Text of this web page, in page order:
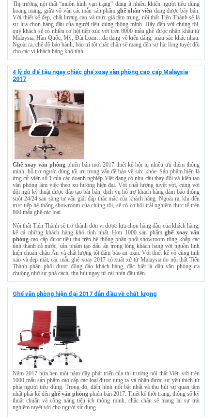
Thị trường nội thất “muôn hình vạn trạng” đang ít nhiều khiến người tiêu dùng
hoang mang, giữa vô vàn các mẫu sản phẩm ghế nhân viên đang được bày bán.
Với thiết kế đẹp, chất lượng cao và mức giá tầm trung, nội thất Tiến Thành sẽ là
sự lựa chọn hàng đầu của người tiêu dùng thông minh. Hãy đến với chúng tôi,
quý khách sẽ có nhiều cơ hội tiếp xúc với trên 8000 mẫu ghế được nhập khẩu từ
Malaysia, Hàn Quốc, Mỹ, Đài Loan…đa dạng về kiểu dáng, màu sắc khác nhau.
Ngoài ra, chế độ bảo hành, bảo trì tốt chắc chắn sẽ mang đến sự hài lòng tuyệt đối
cho các vị khách hàng khó tính.
4 lý do để tậu ngay chiếc ghế xoay văn phòng cao cấp Malaysia
2017
Ghế xoay văn phòng phiên bản mới 2017 thiết kế hội tụ nhiều ưu điểm thông
minh, hỗ trợ người dùng tối ưu trong vấn đề bảo vệ sức khỏe. Sản phẩm hiện là
ứng cử viên số 1 của các doanh nghiệp Việt đang có nhu cầu thay đổi và kiến tạo
văn phòng làm việc theo xu hướng hiện đại. Với chất lượng tuyệt vời, cùng với
đội ngũ kỹ thuật được đào tạo bài bản, dịch vụ hỗ trợ khách hàng đảm bảo thông
suốt 24/24 sẵn sàng tư vấn giải đáp thắc mắc của khách hàng. Ngoài ra, khi đến
trực tiếp hệ thống showroom của chúng tôi, sẽ có cơ hội trải nghiệm thực tế trên
800 mẫu ghế các loại.
Nội thất Tiến Thành sẽ trở thành đơn vị được lựa chọn hàng đầu của khách hàng,
kể cả những khách hàng khó tính nhất. Hơn 1000 sản phẩmghế xoay văn
phòng cao cấp được tiêu thụ trên hệ thống phân phối showroom rộng khắp các
tỉnh thành cả nước, sản phẩm tạo dấu ấn trong lòng khách hàng với nguồn linh
kiện chuẩn châu Âu và chất lượng tốt đảm bảo an toàn. Với thiết kế vô cùng tinh
xảo và đẹp mắt, các mẫu ghế xoay 2017 có xuất xứ từ Malaysia do nội thất Tiến
Thành phân phối được đông đảo khách hàng, đặc biệt là dân văn phòng ưa
chuộng nhờ sự phá cách, thu hút ngay từ cái nhìn đầu tiên.
Ghế văn phòng hiện đại 2017 dẫn đầu về chất lượng
Năm 2017 hứa hẹn một năm đầy phát triển của thị trường nội thất Việt, với trên
1000 mẫu sản phẩm cao cấp các loại được tung ra và nhận được sự yêu thích từ
phía người tiêu dùng. Trong đó, điển hình nổi bật nhất và thu hút sự quan tâm
nhất phải kể đến ghế văn phòng phiên bản 2017. Thiết kế thời trang, thông số kỹ
thuật chuẩn và công năng tiện ích thông minh, chắc chắn sẽ mang lại sự trải
nghiệm tuyệt vời cho người sử dụng.